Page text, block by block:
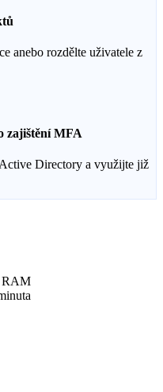
anebo rozdělte uživatele z
zajištění MFA
Directory a využijte již
RAM